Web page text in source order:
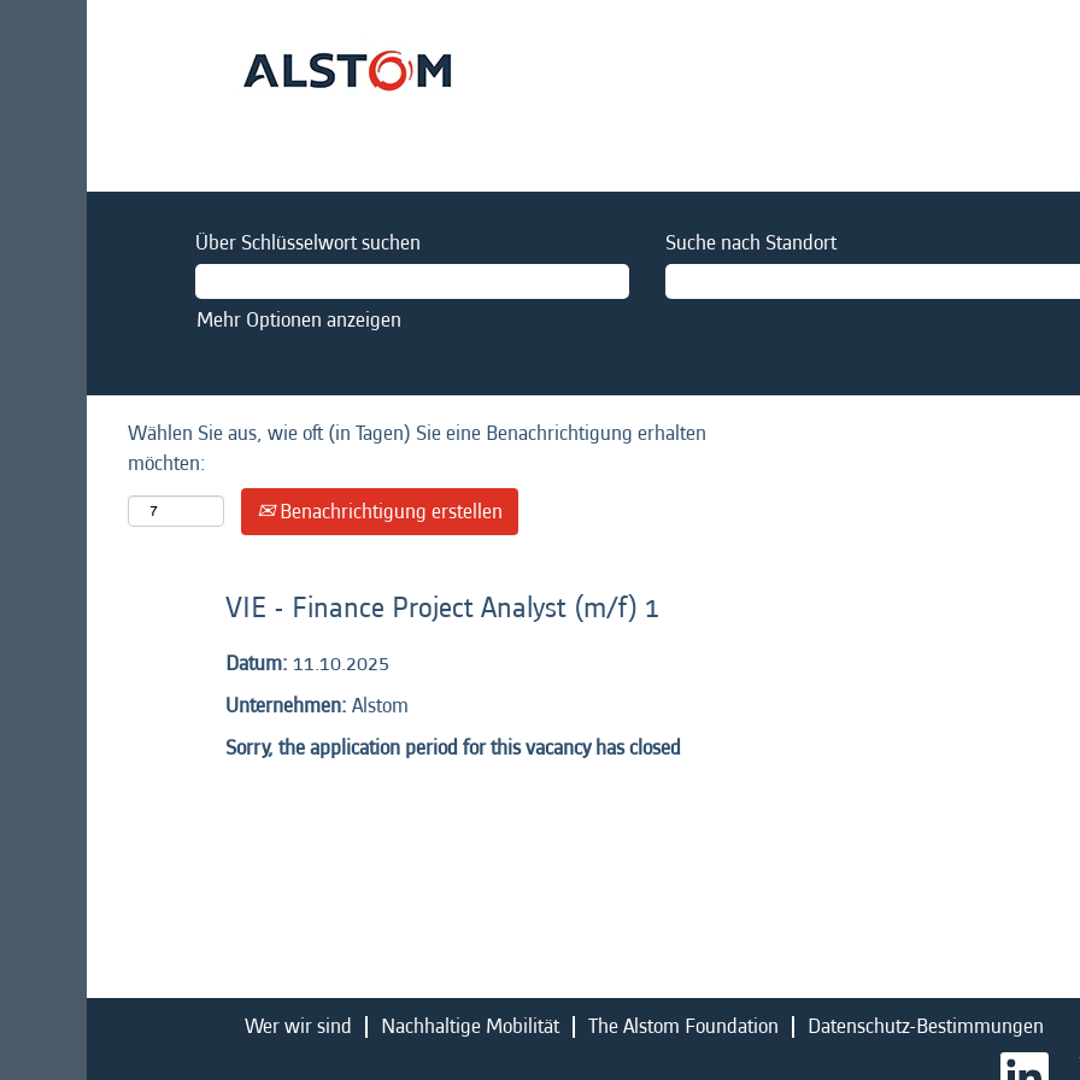
Über Schlüsselwort suchen Suche nach Standort
Mehr Optionen anzeigen
Wählen Sie aus, wie oft (in Tagen) Sie eine Benachrichtigung erhalten
möchten:
Benachrichtigung erstellen
VIE - Finance Project Analyst (m/f) 1
Datum: 11.10.2025
Unternehmen: Alstom
Sorry, the application period for this vacancy has closed
Wer wir sind Nachhaltige Mobilität The Alstom Foundation
Datenschutz-Bestimmungen
W